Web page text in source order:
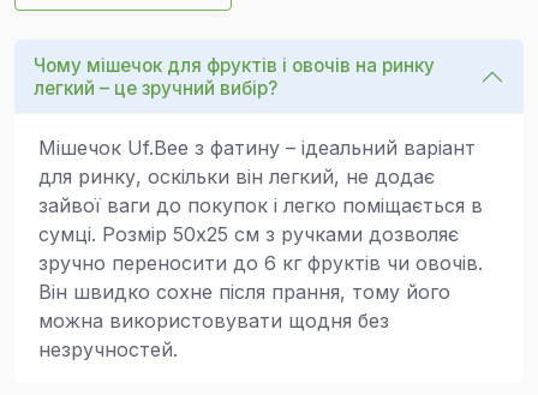
Чому мішечок для фруктів і овочів на ринку
легкий – це зручний вибір?
Мішечок Uf.Bee з фатину – ідеальний варіант
для ринку, оскільки він легкий, не додає
зайвої ваги до покупок і легко поміщається в
сумці. Розмір 50x25 см з ручками дозволяє
зручно переносити до 6 кг фруктів чи овочів.
Він швидко сохне після прання, тому його
можна використовувати щодня без
незручностей.